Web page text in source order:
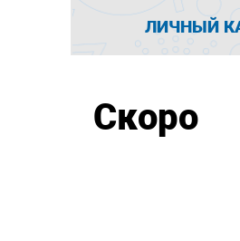
ЛИЧНЫЙ
Скоро